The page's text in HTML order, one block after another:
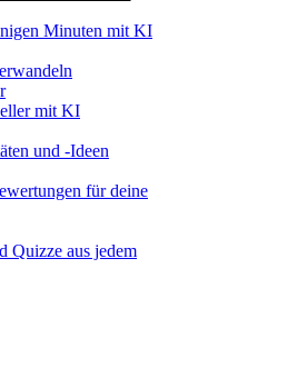
Minuten mit KI
mit KI
und -Ideen
für deine
Quizze aus jedem